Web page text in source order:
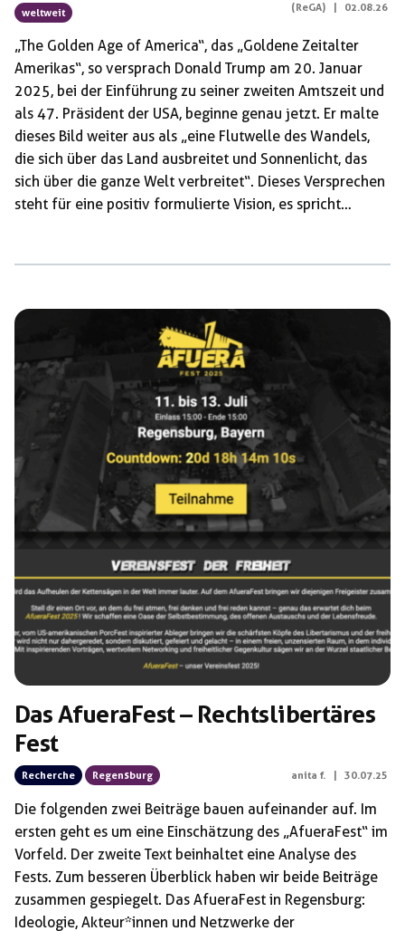
weltweit
(ReGA)
02.08.26
„The Golden Age of America“, das „Goldene Zeitalter
Amerikas“, so versprach Donald Trump am 20. Januar
2025, bei der Einführung zu seiner zweiten Amtszeit und
als 47. Präsident der USA, beginne genau jetzt. Er malte
dieses Bild weiter aus als „eine Flutwelle des Wandels,
die sich über das Land ausbreitet und Sonnenlicht, das
sich über die ganze Welt verbreitet“. Dieses Versprechen
steht für eine positiv formulierte Vision, es spricht
ihm nach der Freiheit und […]
Das AfueraFest – Rechtslibertäres
Fest
Recherche Regensburg anita f. 30.07.25
Die folgenden zwei Beiträge bauen aufeinander auf. Im
ersten geht es um eine Einschätzung des „AfueraFest“ im
Vorfeld. Der zweite Text beinhaltet eine Analyse des
Fests. Zum besseren Überblick haben wir beide Beiträge
zusammen gespiegelt. Das AfueraFest in Regensburg:
Ideologie, Akteur*innen und Netzwerke der